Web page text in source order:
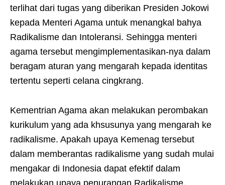
terlihat dari tugas yang diberikan Presiden Jokowi
kepada Menteri Agama untuk menangkal bahya
Radikalisme dan Intoleransi. Sehingga menteri
agama tersebut mengimplementasikan-nya dalam
beragam aturan yang mengarah kepada identitas
tertentu seperti celana cingkrang.
Kementrian Agama akan melakukan perombakan
kurikulum yang ada khsusunya yang mengarah ke
radikalisme. Apakah upaya Kemenag tersebut
dalam memberantas radikalisme yang sudah mulai
mengakar di Indonesia dapat efektif dalam
melakukan upaya penurangan Radikalisme.